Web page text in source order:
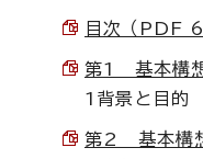
目次 （PDF
第1 基本構
1背景と目
第2 基本構